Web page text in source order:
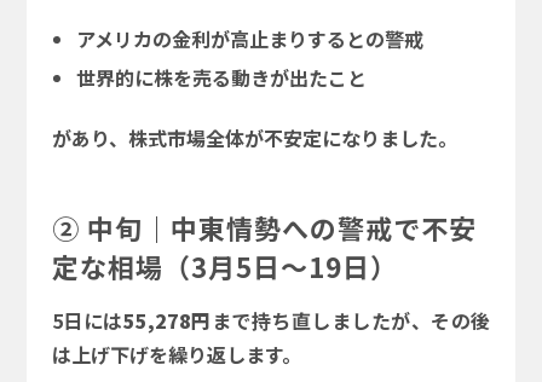
アメリカの金利が高止まりするとの警戒
世界的に株を売る動きが出たこと
があり、株式市場全体が不安定になりました。
② 中旬｜中東情勢への警戒で不安
定な相場（3月5日～19日）
5日には55,278円 まで持ち直しましたが、その後
は上げ下げを繰り返します。